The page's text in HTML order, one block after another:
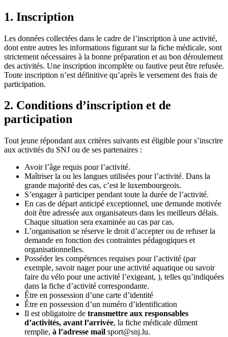
1. Inscription
Les données collectées dans le cadre de l’inscription à une activité,
dont entre autres les informations figurant sur la fiche médicale, sont
strictement nécessaires à la bonne préparation et au bon déroulement
des activités. Une inscription incomplète ou fautive peut être refusée.
Toute inscription n’est définitive qu’après le versement des frais de
participation.
2. Conditions d’inscription et de
participation
Tout jeune répondant aux critères suivants est éligible pour s’inscrire
aux activités du SNJ ou de ses partenaires :
Avoir l’âge requis pour l’activité.
Maîtriser la ou les langues utilisées pour l’activité. Dans la
grande majorité des cas, c’est le luxembourgeois.
S’engager à participer pendant toute la durée de l’activité.
En cas de départ anticipé exceptionnel, une demande motivée
doit être adressée aux organisateurs dans les meilleurs délais.
Chaque situation sera examinée au cas par cas.
L’organisation se réserve le droit d’accepter ou de refuser la
demande en fonction des contraintes pédagogiques et
organisationnelles.
Posséder les compétences requises pour l’activité (par
exemple, savoir nager pour une activité aquatique ou savoir
faire du vélo pour une activité l’exigeant, ), telles qu’indiquées
dans la fiche d’activité correspondante.
Être en possession d’une carte d’identité
Être en possession d’un numéro d’identification
Il est obligatoire de transmettre aux responsables
d’activités, avant l’arrivée, la fiche médicale dûment
remplie, à l’adresse mail sport@snj.lu.